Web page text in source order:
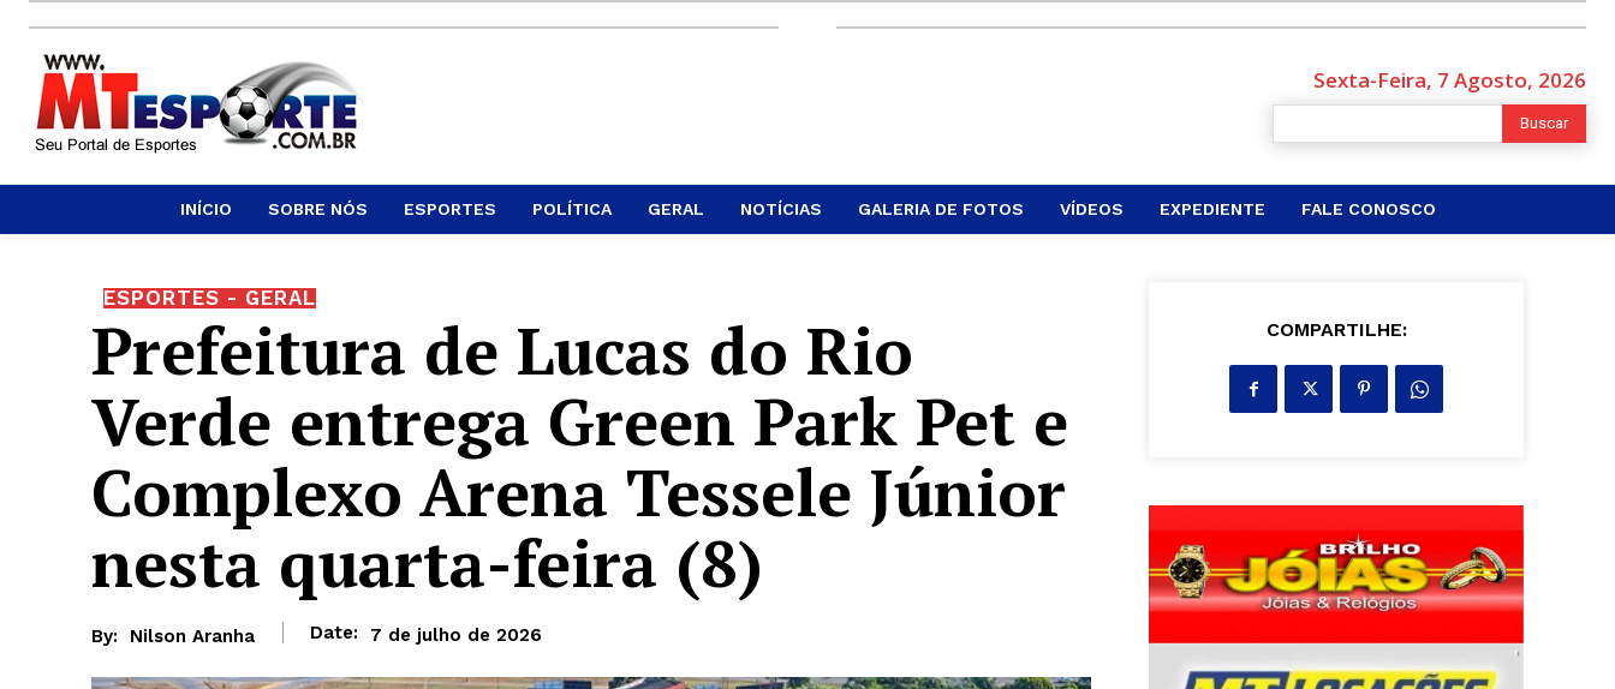
Sexta-Feira, 7 Agosto, 2026
Buscar
INÍCIO SOBRE NÓS ESPORTES POLÍTICA GERAL NOTÍCIAS GALERIA DE FOTOS VÍDEOS EXPEDIENTE FALE CONOSCO
ESPORTES - GERAL
Prefeitura de Lucas do Rio
Verde entrega Green Park Pet e
Complexo Arena Tessele Júnior
nesta quarta-feira (8)
By: Nilson Aranha Date: 7 de julho de 2026
COMPARTILHE: